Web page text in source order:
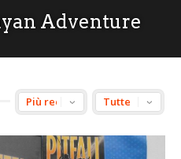
Adventure